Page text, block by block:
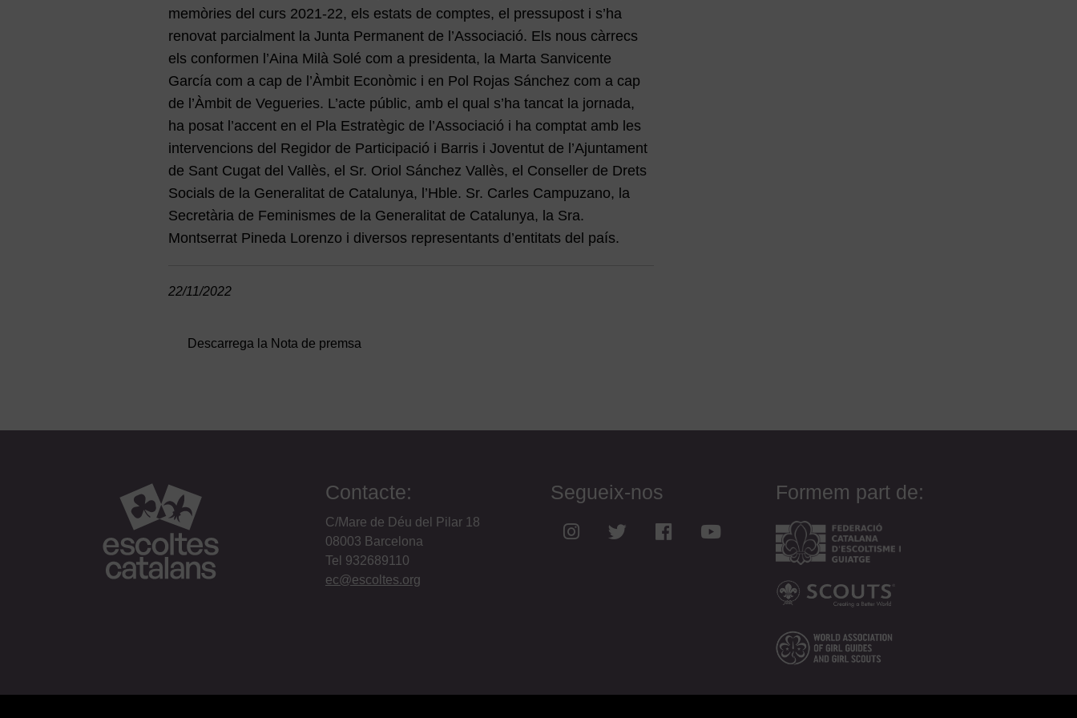
memòries del curs 2021-22, els estats de comptes, el pressupost i s’ha
renovat parcialment la Junta Permanent de l’Associació. Els nous càrrecs
els conformen l’Aina Milà Solé com a presidenta, la Marta Sanvicente
García com a cap de l’Àmbit Econòmic i en Pol Rojas Sánchez com a cap
de l’Àmbit de Vegueries. L’acte públic, amb el qual s’ha tancat la jornada,
ha posat l’accent en el Pla Estratègic de l’Associació i ha comptat amb les
intervencions del Regidor de Participació i Barris i Joventut de l’Ajuntament
de Sant Cugat del Vallès, el Sr. Oriol Sánchez Vallès, el Conseller de Drets
Socials de la Generalitat de Catalunya, l’Hble. Sr. Carles Campuzano, la
Secretària de Feminismes de la Generalitat de Catalunya, la Sra.
Montserrat Pineda Lorenzo i diversos representants d’entitats del país.
22/11/2022
Descarrega la Nota de premsa
Contacte:
C/Mare de Déu del Pilar 18
08003 Barcelona
Tel 932689110
ec@escoltes.org
Segueix-nos Formem part de: